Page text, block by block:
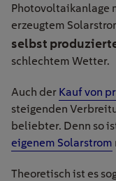
Photovoltaikanlage
erzeugtem
selbst
schlechtem Wetter.
Auch der Kauf von
steigenden
beliebter. Denn so
eigenem Solarstrom
Theoretisch ist es